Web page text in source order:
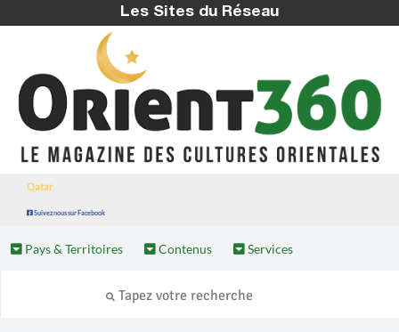
Les Sites du Réseau
Qatar
Suivez nous sur Facebook
Pays & Territoires Contenus Services